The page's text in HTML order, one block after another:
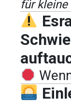
für